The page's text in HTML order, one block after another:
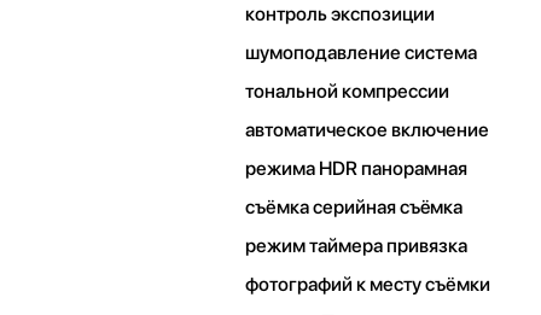
контроль экспозиции
шумоподавление система
тональной компрессии
автоматическое включение
режима HDR панорамная
съёмка серийная съëмка
режим таймера привязка
фотографий к месту съёмки